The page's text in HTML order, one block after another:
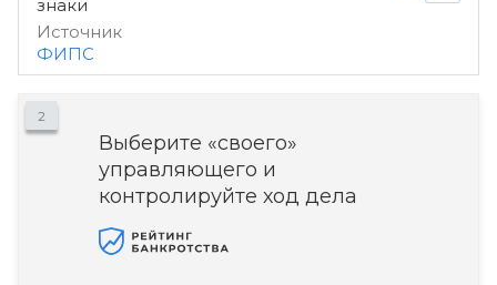
знаки
Источник
ФИПС
2
Выберите «своего»
управляющего и
контролируйте ход дела